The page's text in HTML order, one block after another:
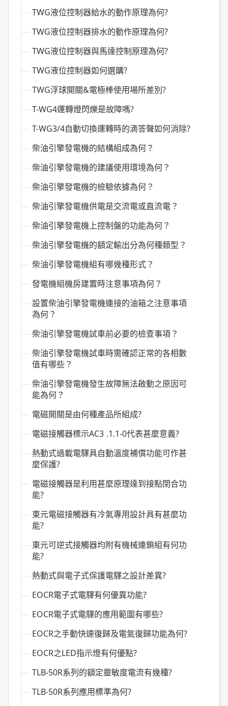
TWG液位控制器給水的動作原理為何?
TWG液位控制器排水的動作原理為何?
TWG液位控制器與馬達控制原理為何?
TWG液位控制器如何選購?
TWG浮球開關&電極棒使用場所差別?
T-WG4運轉燈閃爍是故障嗎?
T-WG3/4自動切換運轉時的滴答聲如何消除?
柴油引擎發電機的結構組成為何？
柴油引擎發電機的建議使用環境為何？
柴油引擎發電機的檢驗依據為何？
柴油引擎發電機供電是交流電或直流電？
柴油引擎發電機上控制盤的功能為何？
柴油引擎發電機的額定輸出分為何種類型？
柴油引擎發電機組有哪幾種形式？
發電機組機房建置時注意事項為何？
設置柴油引擎發電機連接的油箱之注意事項
為何？
柴油引擎發電機試車前必要的檢查事項？
柴油引擎發電機試車時需確認正常的各相數
值有哪些？
柴油引擎發電機發生故障無法啟動之原因可
能為何？
電磁開關是由何種產品所組成?
電磁接觸器標示AC3 .1.1-0代表甚麼意義?
熱動式過載電驛具自動溫度補償功能可作甚
麼保護?
電磁接觸器是利用甚麼原理達到接點閉合功
能?
東元電磁接觸器有冷氣專用設計具有甚麼功
能?
東元可逆式接觸器均附有機械連鎖組有何功
能?
熱動式與電子式保護電驛之設計差異?
EOCR電子式電驛有何優異功能?
EOCR電子式電驛的應用範圍有哪些?
EOCR之手動快速復歸及電氣復歸功能為何?
EOCR之LED指示燈有何優點?
TLB-50R系列的額定靈敏度電流有幾種?
TLB-50R系列應用標準為何?